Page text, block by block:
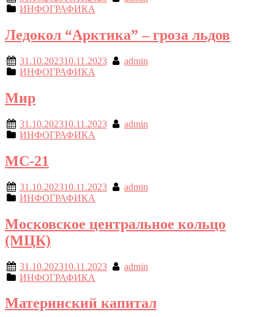
ИНФОГРАФИКА
Ледокол “Арктика” – гроза льдов
31.10.202310.11.2023
admin
ИНФОГРАФИКА
Мир
31.10.202310.11.2023
admin
ИНФОГРАФИКА
МС-21
31.10.202310.11.2023
admin
ИНФОГРАФИКА
Московское центральное кольцо
(МЦК)
31.10.202310.11.2023
admin
ИНФОГРАФИКА
Материнский капитал